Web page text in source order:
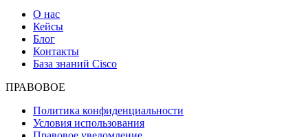
О нас
Кейсы
Блог
Контакты
База знаний Cisco
ПРАВОВОЕ
Политика конфиденциальности
Условия использования